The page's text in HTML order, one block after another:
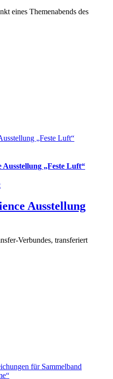
eines Themenabends des
„Feste Luft“
Ausstellung „Feste Luft“
Ausstellung
Verbundes, transferiert
für Sammelband